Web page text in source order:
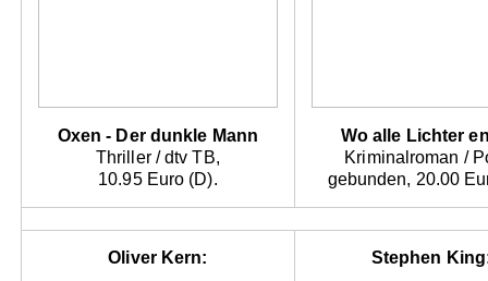
Oxen - Der dunkle Mann
Thriller / dtv TB,
10.95 Euro (D).
Wo alle Lichter
Kriminalroman /
gebunden, 20.00
Oliver Kern: Stephen